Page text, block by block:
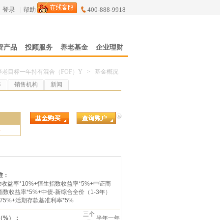
登录 | 帮助 400-888-9918
产品 投顾服务 养老基金 企业理财
目标一年持有混合（FOF）Y > 基金概况
销售机构 新闻
：
益率*10%+恒生指数收益率*5%+中证商
数收益率*5%+中债-新综合全价（1-3年）
活期存款基准利率*5%
%）：
三个
半年一年